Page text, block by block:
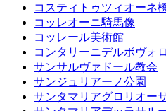
コスティトゥツィオーネ
コッレオーニ騎馬像
コッレール美術館
コンタリーニデルボヴォ
サンサルヴァドール教会
サンジュリアーノ公園
サンタマリアグロリオー